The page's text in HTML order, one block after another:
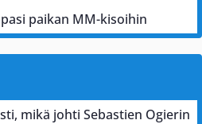
paikan MM-kisoihin
mikä johti Sebastien Ogierin